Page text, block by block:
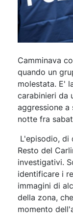
Camminava
quando un
molestata. E'
carabinieri da
aggressione a
notte fra
L'episodio, di
Resto del
investigativi.
identificare i
immagini di
della zona,
momento